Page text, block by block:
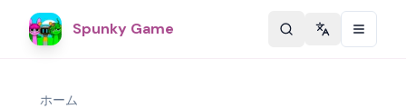
Spunky Game Change
ホーム